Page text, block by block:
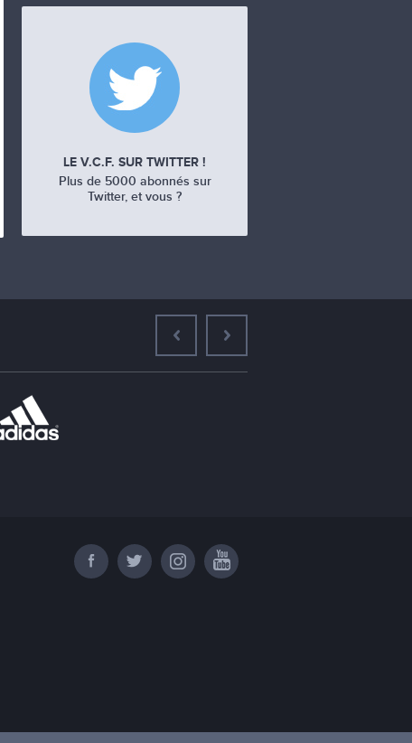
LE V.C.F. SUR TWITTER !
Plus de 5000 abonnés sur
Twitter, et vous ?